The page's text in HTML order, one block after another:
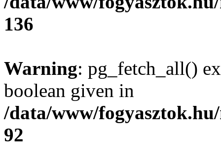
136
Warning: pg_fetch_all()
boolean given in
/data/www/
92